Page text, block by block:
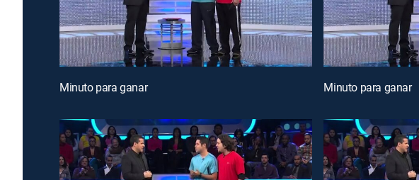
Minuto para ganar Minuto para ganar